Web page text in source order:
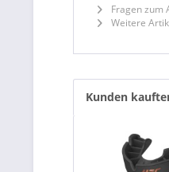
Fragen zum
Weitere
Kunden